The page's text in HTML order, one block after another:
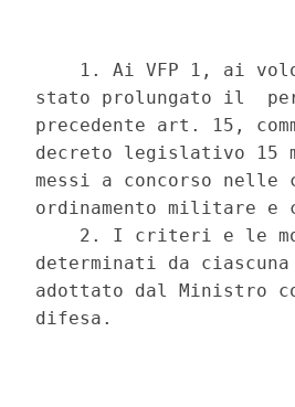
1. Ai VFP 1, ai
stato prolungato il
precedente art. 15,
decreto legislativo
messi a concorso
ordinamento militare
2. I criteri e le
determinati da
adottato dal Ministro